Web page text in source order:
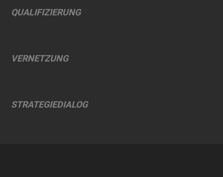
QUALIFIZIERUNG
VERNETZUNG
STRATEGIEDIALOG